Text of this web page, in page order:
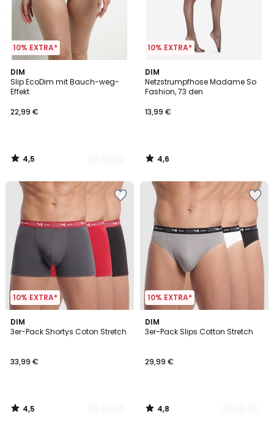
10% EXTRA*
DIM
Slip EcoDim mit Bauch-weg-
Effekt
22,99 €
4,5
/ 5
3
Farben
4,5
/
10% EXTRA*
DIM
Netzstrumpfhose Madame So
Fashion, 73 den
13,99 €
4,6
/ 5
4,6
/
10% EXTRA*
DIM
3er-Pack Shortys Coton Stretch
33,99 €
4,5
/ 5
8
Farben
4,5
/
10% EXTRA*
DIM
3er-Pack Slips Cotton Stretch
29,99 €
4,8
/ 5
3
Farben
4,8
/